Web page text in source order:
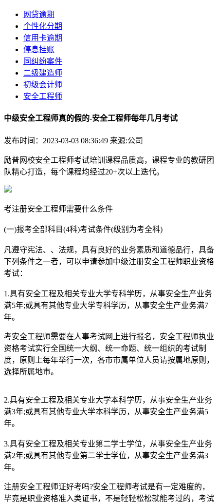
网贷逾期
个性化分期
信用卡逾期
停息挂账
同纠纷案件
二级建造师
初级会计师
安全工程师
中级安全工程师真的假的-安全工程师每年几月考试
发布时间：2023-03-03 08:36:49 来源:公司
励普网校安全工程师考试培训课程品质高，课程专业的教研团
队精心打造，每个课程均经过20+次以上迭代。
考注册安全工程师需要什么条件
(一)报考全部科目(4科)考试条件(级别为考全科)
凡遵守宪法、、法规，具有良好的业务素质和道德品行，具备
下列条件之一者，可以申请参加中级注册安全工程师职业资格
考试：
1.具有安全工程及相关专业大学专科学历，从事安全生产业务
满5年;或具有其他专业大学专科学历，从事安全生产业务满7
年。
考安全工程师需要在人事考试网上进行报名，安全工程师执业
资格考试实行全国统一大纲、统一命题、统一组织的考试制
度，原则上每年举行一次，各市市属单位人员请按属地原则，
选择所属地市。
2.具有安全工程及相关专业大学本科学历，从事安全生产业务
满3年;或具有其他专业大学本科学历，从事安全生产业务满5
年。
3.具有安全工程及相关专业第二学士学位，从事安全生产业务
满2年;或具有其他专业第二学士学位，从事安全生产业务满3
年。
注册安全工程师证好考吗?安全工程师考试是有一定难度的，
毕竟是职业资格准入类证书，不是轻轻松松就能考过的，考试